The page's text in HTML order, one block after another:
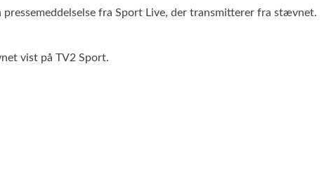
fra Sport Live, der transmitterer fra stævnet.
vist på TV2 Sport.